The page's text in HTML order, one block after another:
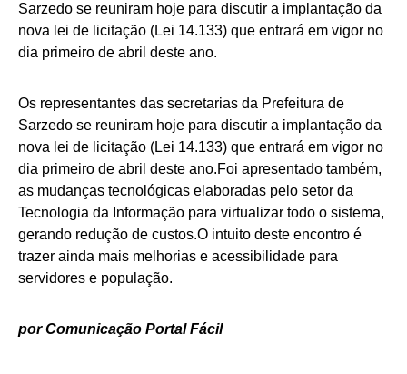
Sarzedo se reuniram hoje para discutir a implantação da
nova lei de licitação (Lei 14.133) que entrará em vigor no
dia primeiro de abril deste ano.
Os representantes das secretarias da Prefeitura de
Sarzedo se reuniram hoje para discutir a implantação da
nova lei de licitação (Lei 14.133) que entrará em vigor no
dia primeiro de abril deste ano.Foi apresentado também,
as mudanças tecnológicas elaboradas pelo setor da
Tecnologia da Informação para virtualizar todo o sistema,
gerando redução de custos.O intuito deste encontro é
trazer ainda mais melhorias e acessibilidade para
servidores e população.
por Comunicação Portal Fácil